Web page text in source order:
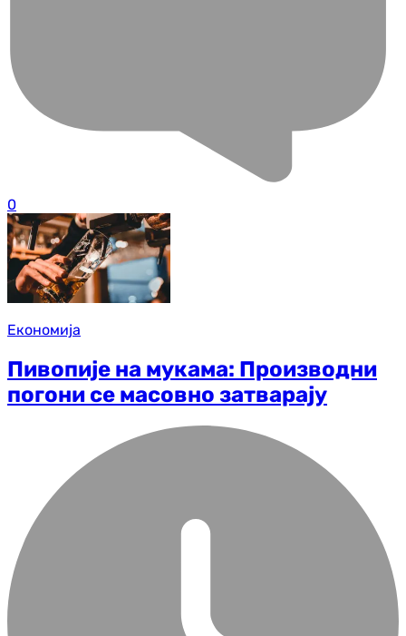
0
Економија
Пивопије на мукама: Производни
погони се масовно затварају